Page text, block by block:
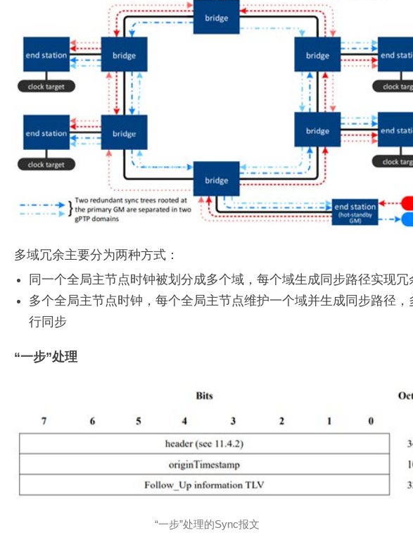
多域冗余主要分为两种方式：
同一个全局主节点时钟被划分成多个域，每个域生成同步路径实现冗
多个全局主节点时钟，每个全局主节点维护一个域并生成同步路径
行同步
“一步”处理
“一步”处理的Sync报文